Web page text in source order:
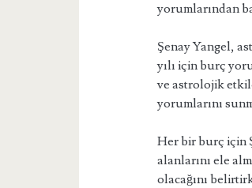
yorumlarından
Şenay Yangel,
yılı için burç
ve astrolojik
yorumlarını
Her bir burç için
alanlarını ele
olacağını